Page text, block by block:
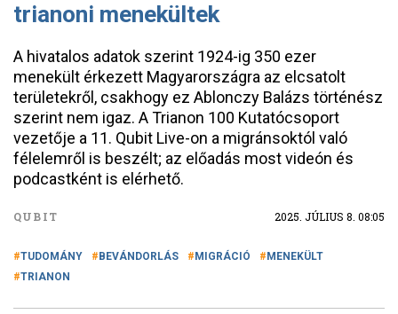
trianoni menekültek
A hivatalos adatok szerint 1924-ig 350 ezer
menekült érkezett Magyarországra az elcsatolt
területekről, csakhogy ez Ablonczy Balázs történész
szerint nem igaz. A Trianon 100 Kutatócsoport
vezetője a 11. Qubit Live-on a migránsoktól való
félelemről is beszélt; az előadás most videón és
podcastként is elérhető.
QUBIT 2025. JÚLIUS 8. 08:05
TUDOMÁNY BEVÁNDORLÁS MIGRÁCIÓ
MENEKÜLT
TRIANON